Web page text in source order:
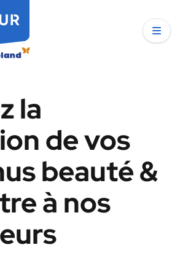
la
de vos
beauté &
à nos